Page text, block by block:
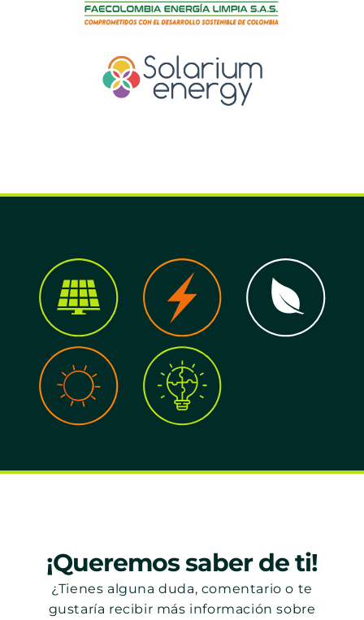
¡Queremos saber de ti!
¿Tienes alguna duda, comentario o te
gustaría recibir más información sobre